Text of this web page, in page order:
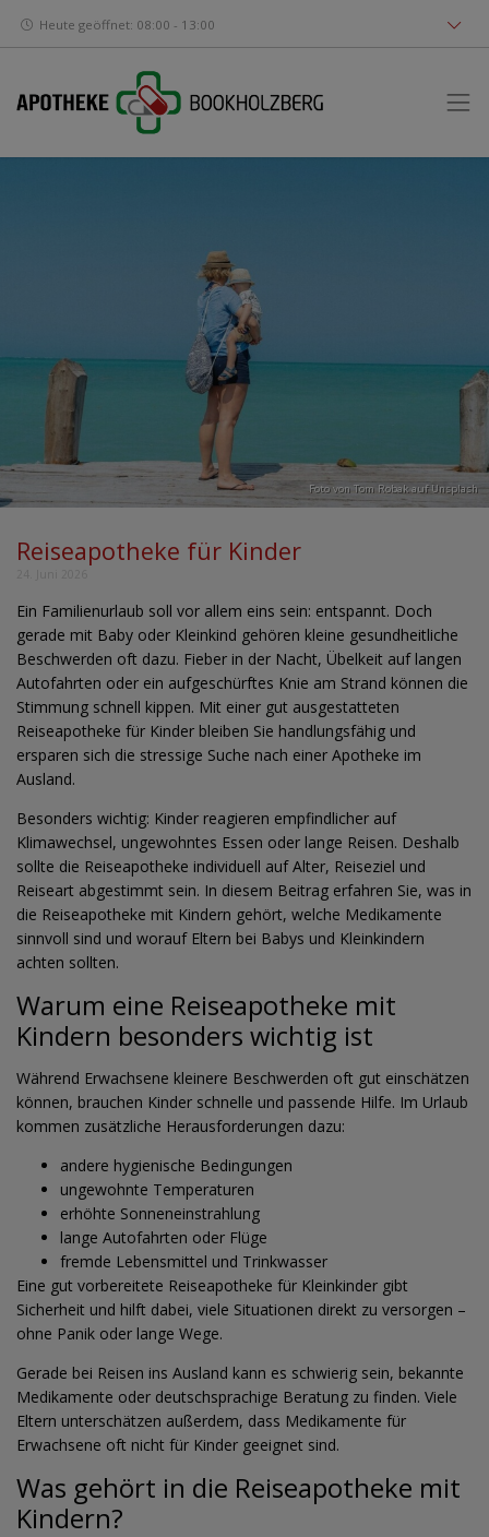
Heute geöffnet: 08:00 - 13:00
Foto von Tom RobakaufUnsplash
Reiseapotheke für Kinder
Ein Familienurlaub soll vor allem eins sein: entspannt. Doch
gerade mit Baby oder Kleinkind gehören kleine gesundheitliche
Beschwerden oft dazu. Fieber in der Nacht, Übelkeit auf langen
Autofahrten oder ein aufgeschürftes Knie am Strand können die
Stimmung schnell kippen. Mit einer gut ausgestatteten
Reiseapotheke für Kinder bleiben Sie handlungsfähig und
ersparen sich die stressige Suche nach einer Apotheke im
Ausland.
Besonders wichtig: Kinder reagieren empfindlicher auf
Klimawechsel, ungewohntes Essen oder lange Reisen. Deshalb
sollte die Reiseapotheke individuell auf Alter, Reiseziel und
Reiseart abgestimmt sein. In diesem Beitrag erfahren Sie, was in
die Reiseapotheke mit Kindern gehört, welche Medikamente
sinnvoll sind und worauf Eltern bei Babys und Kleinkindern
achten sollten.
Warum eine Reiseapotheke mit
Kindern besonders wichtig ist
Während Erwachsene kleinere Beschwerden oft gut einschätzen
können, brauchen Kinder schnelle und passende Hilfe. Im Urlaub
kommen zusätzliche Herausforderungen dazu:
andere hygienische Bedingungen
ungewohnte Temperaturen
erhöhte Sonneneinstrahlung
lange Autofahrten oder Flüge
fremde Lebensmittel und Trinkwasser
Eine gut vorbereitete Reiseapotheke für Kleinkinder gibt
Sicherheit und hilft dabei, viele Situationen direkt zu versorgen –
ohne Panik oder lange Wege.
Gerade bei Reisen ins Ausland kann es schwierig sein, bekannte
Medikamente oder deutschsprachige Beratung zu finden. Viele
Eltern unterschätzen außerdem, dass Medikamente für
Erwachsene oft nicht für Kinder geeignet sind.
Was gehört in die Reiseapotheke mit
Kindern?